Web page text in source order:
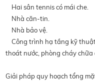
Hai sân tennis có mái che.
Nhà căn-tin.
Nhà bảo vệ.
Công trình hạ tầng kỹ
thoát nước, phòng cháy chữa
Giải pháp quy hoạch tổng